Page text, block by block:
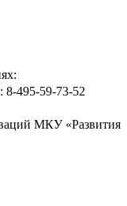
8-495-59-73-52
МКУ «Развития